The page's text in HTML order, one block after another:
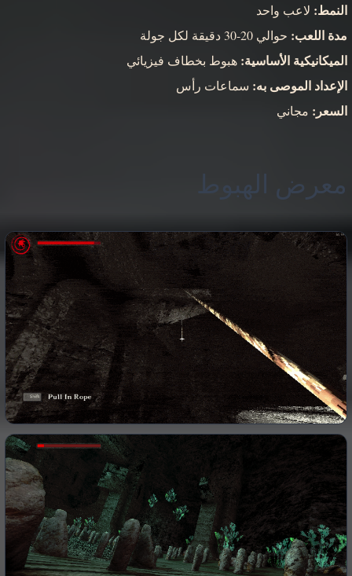
النمط: لاعب واحد
مدة اللعب: حوالي 20-30 دقيقة لكل جولة
الميكانيكية الأساسية: هبوط بخطاف فيزيائي
الإعداد الموصى به: سماعات رأس
السعر: مجاني
معرض الهبوط